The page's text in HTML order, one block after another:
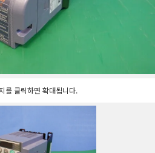
를 클릭하면 확대됩니다.